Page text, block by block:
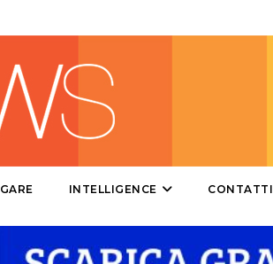
GARE INTELLIGENCE CONTATTI